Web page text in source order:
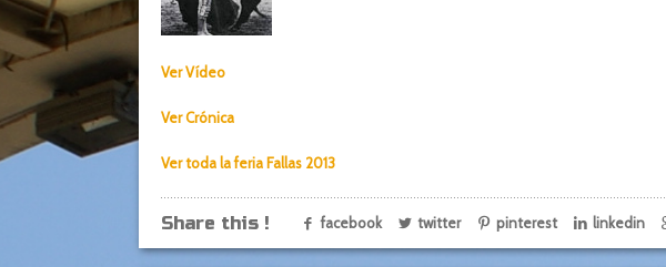
Ver Vídeo
Ver Crónica
Ver toda la feria Fallas 2013
Share this ! facebook twitter pinterest linkedin